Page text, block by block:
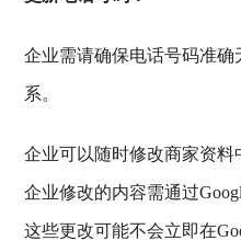
企业需请确保电话号码准
系。
企业可以随时修改商家资料
企业修改的内容需通过
这些更改可能不会立即在